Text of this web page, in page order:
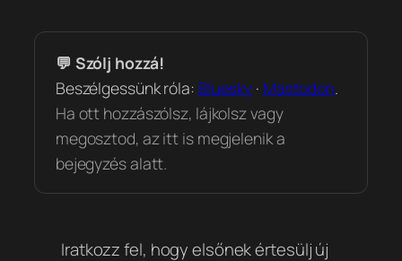
💬 Szólj hozzá!
Beszélgessünk róla: Bluesky · Mastodon.
Ha ott hozzászólsz, lájkolsz vagy
megosztod, az itt is megjelenik a
bejegyzés alatt.
Iratkozz fel, hogy elsőnek értesülj új